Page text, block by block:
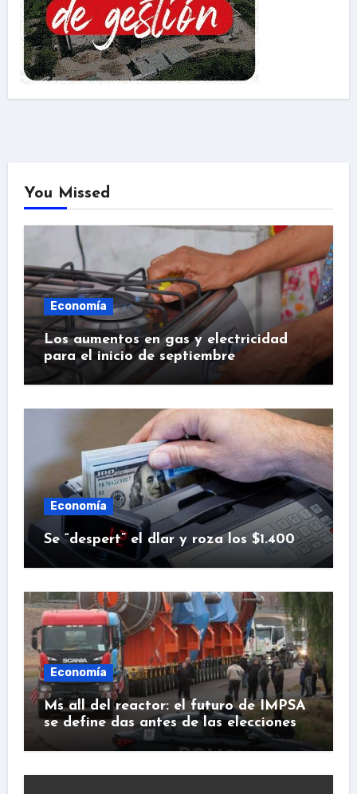
You Missed
Economía
Los aumentos en gas y electricidad
para el inicio de septiembre
Economía
Se “despert” el dlar y roza los $1.400
Economía
Ms all del reactor: el futuro de IMPSA
se define das antes de las elecciones